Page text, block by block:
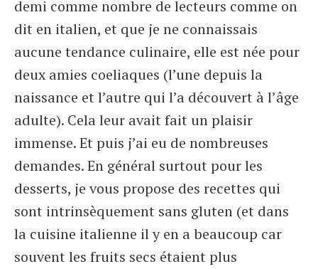
demi comme nombre de lecteurs comme on
dit en italien, et que je ne connaissais
aucune tendance culinaire, elle est née pour
deux amies coeliaques (l’une depuis la
naissance et l’autre qui l’a découvert à l’âge
adulte). Cela leur avait fait un plaisir
immense. Et puis j’ai eu de nombreuses
demandes. En général surtout pour les
desserts, je vous propose des recettes qui
sont intrinsèquement sans gluten (et dans
la cuisine italienne il y en a beaucoup car
souvent les fruits secs étaient plus